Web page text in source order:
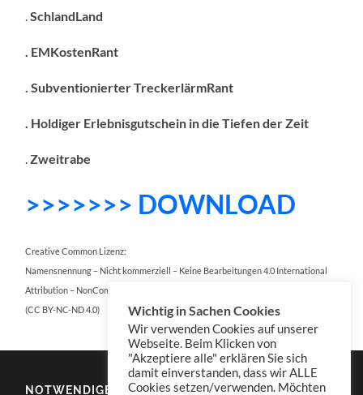
.SchlandLand
. EMKostenRant
. Subventionierter TreckerlärmRant
. Holdiger Erlebnisgutschein in die Tiefen der Zeit
.Zweitrabe
>>>>>>> DOWNLOAD
Creative Common Lizenz:
Namensnennung – Nicht kommerziell – Keine Bearbeitungen 4.0 International
Attribution – NonCommercial – NoDerivatives 4.0 International
(CC BY-NC-ND 4.0)
NOTWENDIGES
Wichtig in Sachen Cookies
Wir verwenden Cookies auf unserer
Webseite. Beim Klicken von
"Akzeptiere alle" erklären Sie sich
damit einverstanden, dass wir ALLE
Cookies setzen/verwenden. Möchten